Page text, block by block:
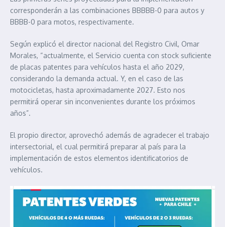
corresponderán a las combinaciones BBBBB-0 para autos y
BBBB-0 para motos, respectivamente.
Según explicó el director nacional del Registro Civil, Omar
Morales, “actualmente, el Servicio cuenta con stock suficiente
de placas patentes para vehículos hasta el año 2029,
considerando la demanda actual. Y, en el caso de las
motocicletas, hasta aproximadamente 2027. Esto nos
permitirá operar sin inconvenientes durante los próximos
años”.
El propio director, aprovechó además de agradecer el trabajo
intersectorial, el cual permitirá preparar al país para la
implementación de estos elementos identificatorios de
vehículos.